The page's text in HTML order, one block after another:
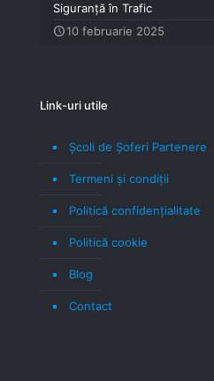
Siguranță în Trafic
10 februarie 2025
Link-uri utile
Școli de Șoferi Partenere
Termeni şi condiţii
Politică confidenţialitate
Politică cookie
Blog
Contact